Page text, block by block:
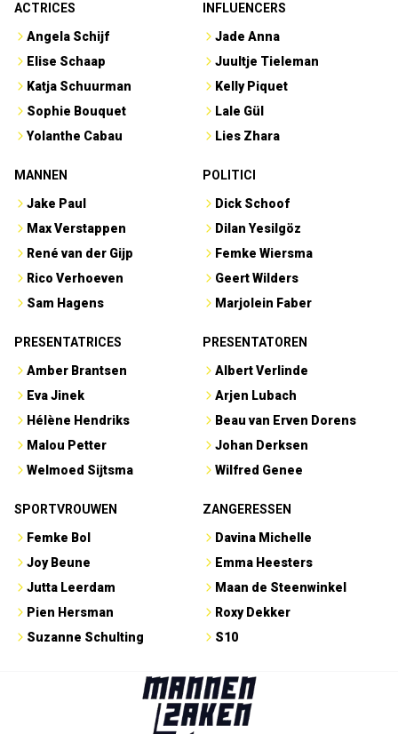
ACTRICES
Angela Schijf
Elise Schaap
Katja Schuurman
Sophie Bouquet
Yolanthe Cabau
INFLUENCERS
Jade Anna
Juultje Tieleman
Kelly Piquet
Lale Gül
Lies Zhara
MANNEN
Jake Paul
Max Verstappen
René van der Gijp
Rico Verhoeven
Sam Hagens
POLITICI
Dick Schoof
Dilan Yesilgöz
Femke Wiersma
Geert Wilders
Marjolein Faber
PRESENTATRICES
Amber Brantsen
Eva Jinek
Hélène Hendriks
Malou Petter
Welmoed Sijtsma
PRESENTATOREN
Albert Verlinde
Arjen Lubach
Beau van Erven Dorens
Johan Derksen
Wilfred Genee
SPORTVROUWEN
Femke Bol
Joy Beune
Jutta Leerdam
Pien Hersman
Suzanne Schulting
ZANGERESSEN
Davina Michelle
Emma Heesters
Maan de Steenwinkel
Roxy Dekker
S10